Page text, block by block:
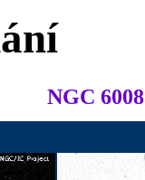
NGC 6008